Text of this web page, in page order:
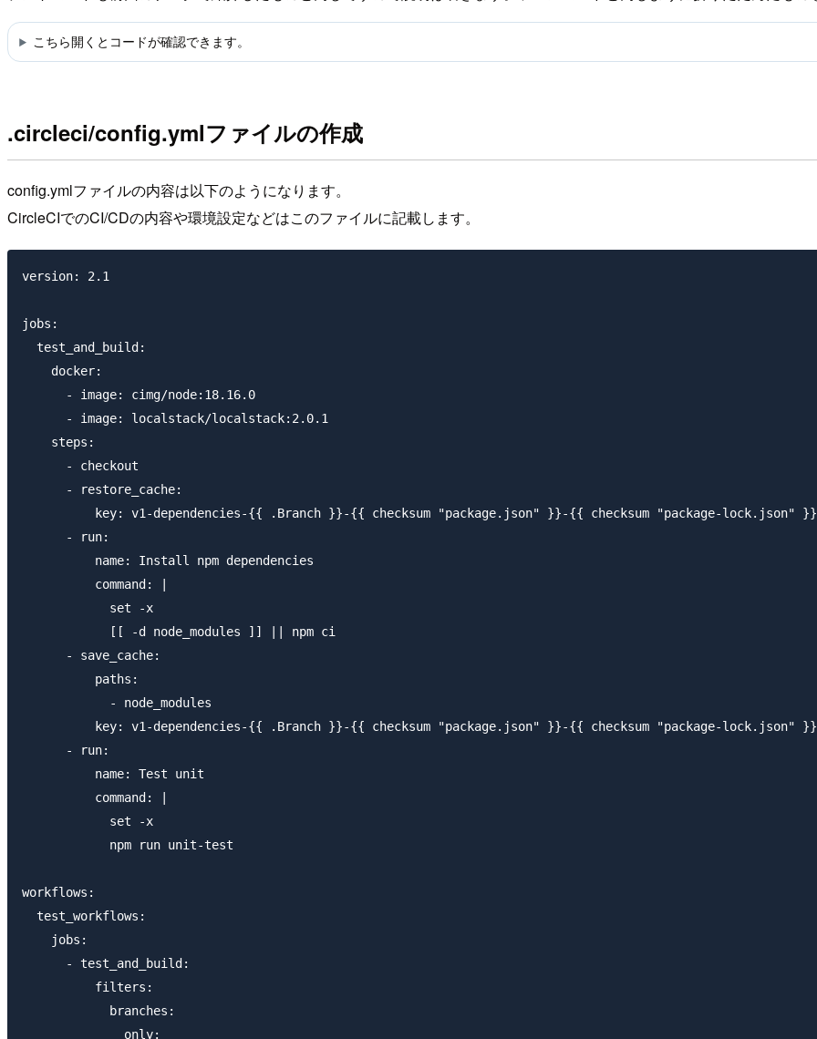
こちら開くとコードが確認できます。
.circleci/config.ymlファイルの作成
config.ymlファイルの内容は以下のようになります。
CircleCIでのCI/CDの内容や環境設定などはこのファイルに記載します。
version: 2.1
jobs:
  test_and_build:
    docker:
      - image: cimg/node:18.16.0
      - image: localstack/localstack:2.0.1
    steps:
      - checkout
      - restore_cache:
          key: v1-dependencies-{{ .Branch }}-{{ checksum "package.json" }}-{{ checksum "package-lock.json" }}
      - run:
          name: Install npm dependencies
          command: |
            set -x
            [[ -d node_modules ]] || npm ci
      - save_cache:
          paths:
            - node_modules
          key: v1-dependencies-{{ .Branch }}-{{ checksum "package.json" }}-{{ checksum "package-lock.json" }}
      - run:
          name: Test unit
          command: |
            set -x
            npm run unit-test
workflows:
  test_workflows:
    jobs:
      - test_and_build:
          filters:
            branches:
              only: